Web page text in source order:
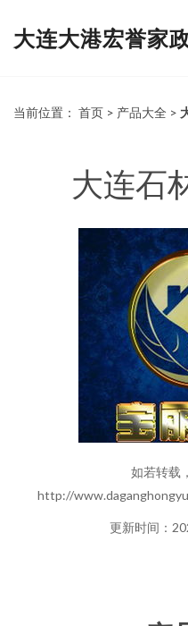
大连大港宏誉家
当前位置： 首页 > 产品大全 >
大连石
如若转载
http://
更新时间：